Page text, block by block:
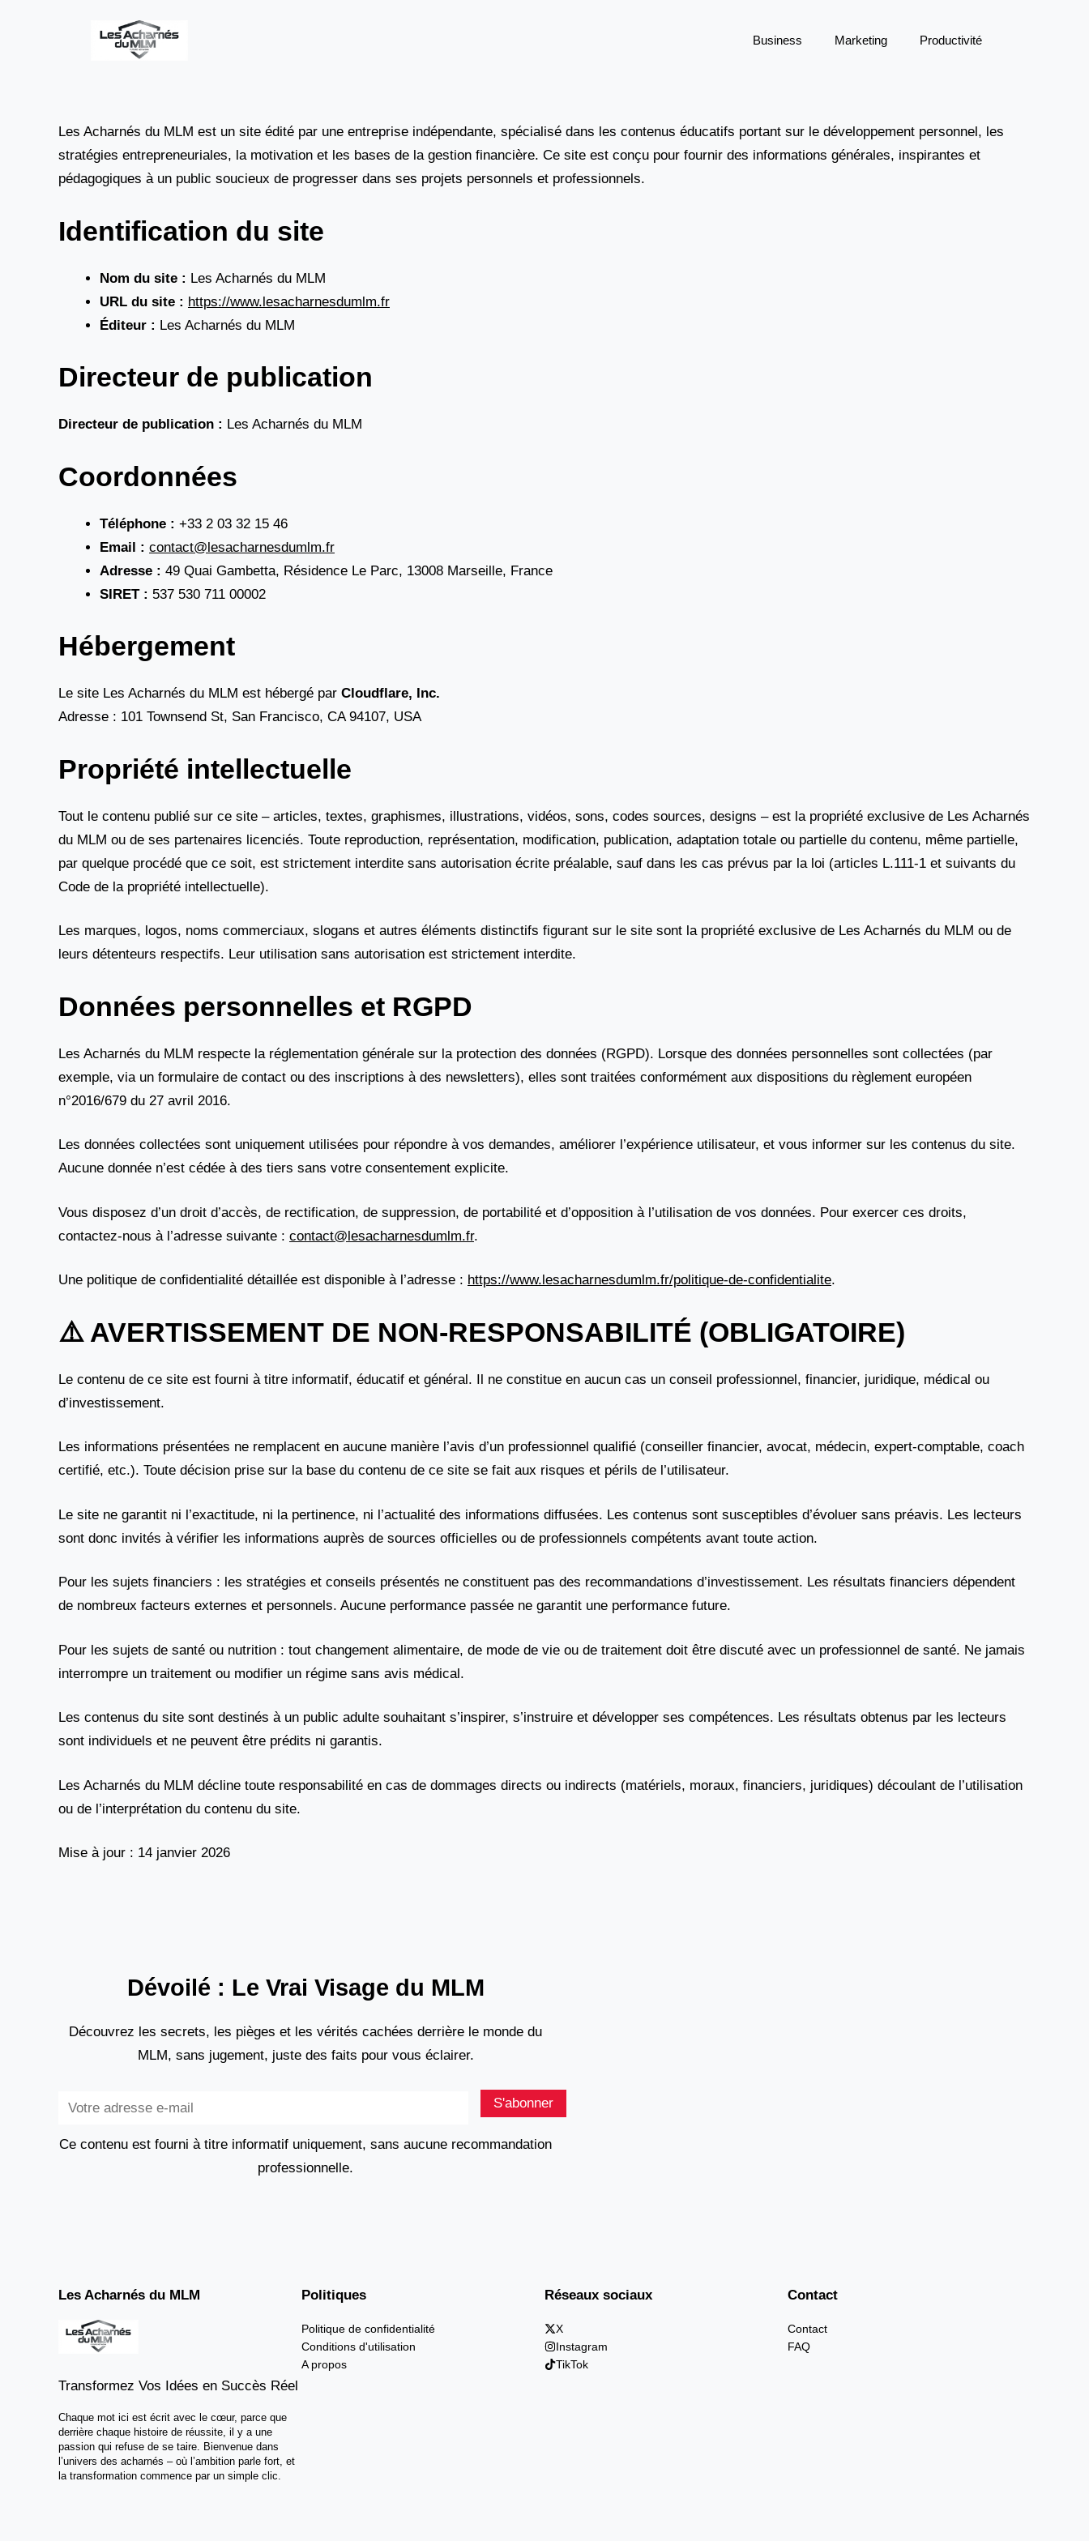
Business Marketing Productivité
Les Acharnés du MLM est un site édité par une entreprise indépendante, spécialisé dans les contenus éducatifs portant sur le développement personnel, les
stratégies entrepreneuriales, la motivation et les bases de la gestion financière. Ce site est conçu pour fournir des informations générales, inspirantes et
pédagogiques à un public soucieux de progresser dans ses projets personnels et professionnels.
Identification du site
Nom du site : Les Acharnés du MLM
URL du site : https://www.lesacharnesdumlm.fr
Éditeur : Les Acharnés du MLM
Directeur de publication
Directeur de publication : Les Acharnés du MLM
Coordonnées
Téléphone : +33 2 03 32 15 46
Email : contact@lesacharnesdumlm.fr
Adresse : 49 Quai Gambetta, Résidence Le Parc, 13008 Marseille, France
SIRET : 537 530 711 00002
Hébergement
Le site Les Acharnés du MLM est hébergé par Cloudflare, Inc.
Adresse : 101 Townsend St, San Francisco, CA 94107, USA
Propriété intellectuelle
Tout le contenu publié sur ce site – articles, textes, graphismes, illustrations, vidéos, sons, codes sources, designs – est la propriété exclusive de Les Acharnés
du MLM ou de ses partenaires licenciés. Toute reproduction, représentation, modification, publication, adaptation totale ou partielle du contenu, même partielle,
par quelque procédé que ce soit, est strictement interdite sans autorisation écrite préalable, sauf dans les cas prévus par la loi (articles L.111-1 et suivants du
Code de la propriété intellectuelle).
Les marques, logos, noms commerciaux, slogans et autres éléments distinctifs figurant sur le site sont la propriété exclusive de Les Acharnés du MLM ou de
leurs détenteurs respectifs. Leur utilisation sans autorisation est strictement interdite.
Données personnelles et RGPD
Les Acharnés du MLM respecte la réglementation générale sur la protection des données (RGPD). Lorsque des données personnelles sont collectées (par
exemple, via un formulaire de contact ou des inscriptions à des newsletters), elles sont traitées conformément aux dispositions du règlement européen
n°2016/679 du 27 avril 2016.
Les données collectées sont uniquement utilisées pour répondre à vos demandes, améliorer l’expérience utilisateur, et vous informer sur les contenus du site.
Aucune donnée n’est cédée à des tiers sans votre consentement explicite.
Vous disposez d’un droit d’accès, de rectification, de suppression, de portabilité et d’opposition à l’utilisation de vos données. Pour exercer ces droits,
contactez-nous à l’adresse suivante : contact@lesacharnesdumlm.fr.
Une politique de confidentialité détaillée est disponible à l’adresse : https://www.lesacharnesdumlm.fr/politique-de-confidentialite.
⚠️ AVERTISSEMENT DE NON-RESPONSABILITÉ (OBLIGATOIRE)
Le contenu de ce site est fourni à titre informatif, éducatif et général. Il ne constitue en aucun cas un conseil professionnel, financier, juridique, médical ou
d’investissement.
Les informations présentées ne remplacent en aucune manière l’avis d’un professionnel qualifié (conseiller financier, avocat, médecin, expert-comptable, coach
certifié, etc.). Toute décision prise sur la base du contenu de ce site se fait aux risques et périls de l’utilisateur.
Le site ne garantit ni l’exactitude, ni la pertinence, ni l’actualité des informations diffusées. Les contenus sont susceptibles d’évoluer sans préavis. Les lecteurs
sont donc invités à vérifier les informations auprès de sources officielles ou de professionnels compétents avant toute action.
Pour les sujets financiers : les stratégies et conseils présentés ne constituent pas des recommandations d’investissement. Les résultats financiers dépendent
de nombreux facteurs externes et personnels. Aucune performance passée ne garantit une performance future.
Pour les sujets de santé ou nutrition : tout changement alimentaire, de mode de vie ou de traitement doit être discuté avec un professionnel de santé. Ne jamais
interrompre un traitement ou modifier un régime sans avis médical.
Les contenus du site sont destinés à un public adulte souhaitant s’inspirer, s’instruire et développer ses compétences. Les résultats obtenus par les lecteurs
sont individuels et ne peuvent être prédits ni garantis.
Les Acharnés du MLM décline toute responsabilité en cas de dommages directs ou indirects (matériels, moraux, financiers, juridiques) découlant de l’utilisation
ou de l’interprétation du contenu du site.
Mise à jour : 14 janvier 2026
Dévoilé : Le Vrai Visage du MLM
Découvrez les secrets, les pièges et les vérités cachées derrière le monde du
MLM, sans jugement, juste des faits pour vous éclairer.
S'abonner
Ce contenu est fourni à titre informatif uniquement, sans aucune recommandation
professionnelle.
Les Acharnés du MLM
Transformez Vos Idées en Succès Réel
Chaque mot ici est écrit avec le cœur, parce que
derrière chaque histoire de réussite, il y a une
passion qui refuse de se taire. Bienvenue dans
l’univers des acharnés – où l’ambition parle fort, et
la transformation commence par un simple clic.
Politiques
Politique de confidentialité
Conditions d'utilisation
A propos
Réseaux sociaux
X
Instagram
TikTok
Contact
Contact
FAQ